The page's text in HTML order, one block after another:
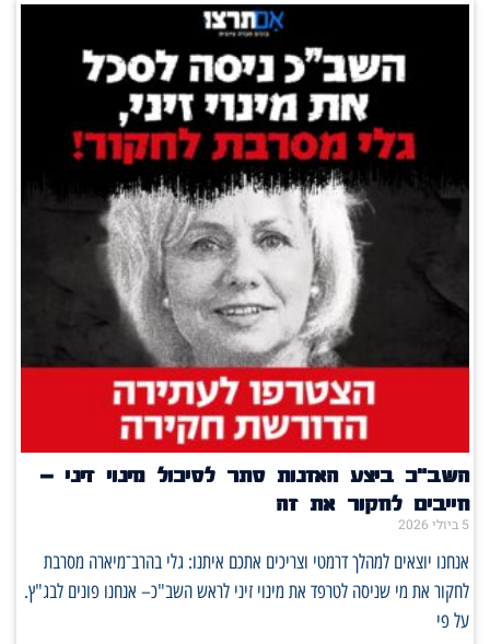
השב"כ ביצע האזנות סתר לסיכול מינוי זיני –
חייבים לחקור את זה
5 ביולי 2026
אנחנו יוצאים למהלך דרמטי וצריכים אתכם איתנו: גלי בהרב־מיארה מסרבת
לחקור את מי שניסה לטרפד את מינוי זיני לראש השב"כ– אנחנו פונים לבג"ץ.
על פי